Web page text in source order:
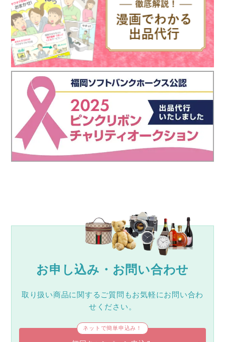
お申し込み・お問い合わせ
取り扱い商品に関するご質問もお気軽にお問い合わ
せください。
ネットで簡単申込み！